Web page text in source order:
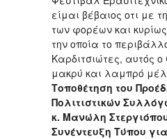
είμαι βέβαιος οτι με
των φορέων και
την οποία το
Καρδιτσιώτες, αυτός
μακρύ και λαμπρό
Τοποθέτηση του
Πολιτιστικών
κ. Μανώλη
Συνέντευξη Τύπου